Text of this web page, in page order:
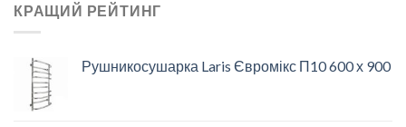
КРАЩИЙ РЕЙТИНГ
Рушникосушарка Laris Євромікс П10 600 х 900